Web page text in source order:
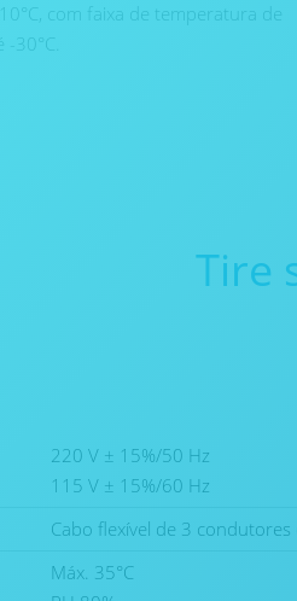
com faixa de temperatura de
Tire
220 V ± 15%/50 Hz
115 V ± 15%/60 Hz
Cabo flexível de 3
Máx. 35°C